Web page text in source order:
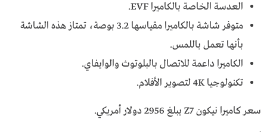
العدسة الخاصة بالكاميرا EVF.
متوفر شاشة بالكاميرا مقياسها 3.2 بوصة، تمتاز هذه الشاشة
بأنها تعمل باللمس.
الكاميرا داعمة للاتصال بالبلوتوث والوايفاي.
تكنولوجيا 4K لتصوير الأفلام.
سعر كاميرا نيكون Z7 يبلغ 2956 دولار أمريكي.